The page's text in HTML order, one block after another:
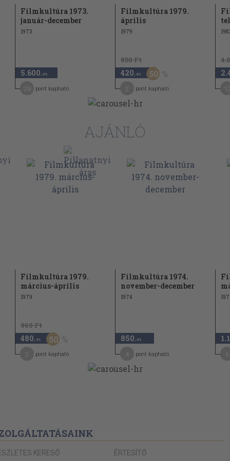
hitelesség
Filmkultúra 1973.
január-december
1973
5.600 ,-Ft
pont kapható
Filmkultúra 1979.
április
1979
850 Ft
420 ,-Ft 50
pont kapható
AJÁNLÓ
Filmkultúra 1979.
március-április
1979
960 Ft
480 ,-Ft 50
pont kapható
Filmkultúra 1974.
november-december
1974
850 ,-Ft
pont kapható
KERESŐ ÉRTESÍTŐ